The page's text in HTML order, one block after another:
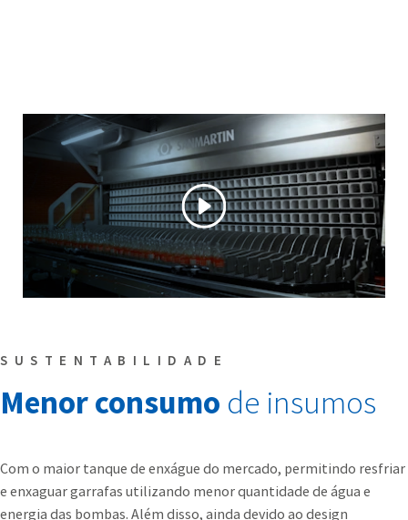
SUSTENTABILIDADE
Menor consumo de insumos
Com o maior tanque de enxágue do mercado, permitindo resfriar
e enxaguar garrafas utilizando menor quantidade de água e
energia das bombas. Além disso, ainda devido ao design